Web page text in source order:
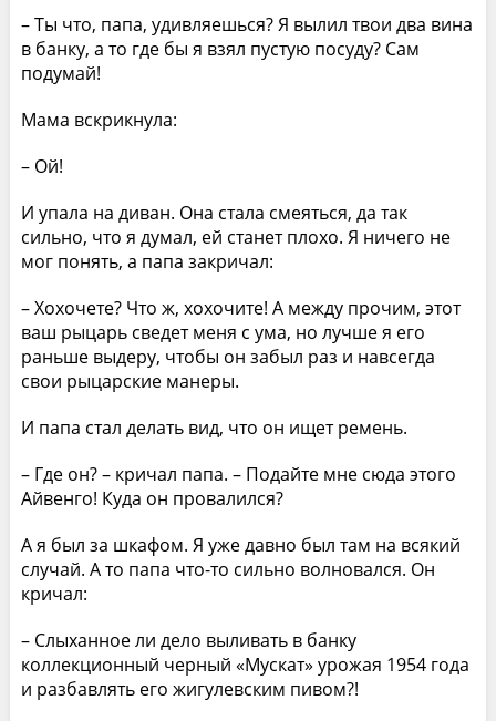
– Ты что, папа, удивляешься? Я вылил твои два вина
в банку, а то где бы я взял пустую посуду? Сам
подумай!
Мама вскрикнула:
– Ой!
И упала на диван. Она стала смеяться, да так
сильно, что я думал, ей станет плохо. Я ничего не
мог понять, а папа закричал:
– Хохочете? Что ж, хохочите! А между прочим, этот
ваш рыцарь сведет меня с ума, но лучше я его
раньше выдеру, чтобы он забыл раз и навсегда
свои рыцарские манеры.
И папа стал делать вид, что он ищет ремень.
– Где он? – кричал папа. – Подайте мне сюда этого
Айвенго! Куда он провалился?
А я был за шкафом. Я уже давно был там на всякий
случай. А то папа что-то сильно волновался. Он
кричал:
– Слыханное ли дело выливать в банку
коллекционный черный «Мускат» урожая 1954 года
и разбавлять его жигулевским пивом?!